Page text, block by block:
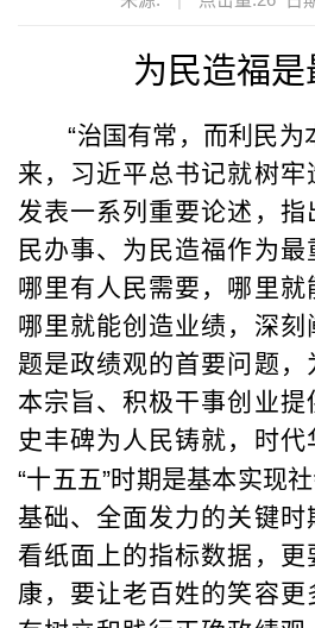
为民造福
“治国有常，而利民为
来，习近平总书记就树
发表一系列重要论述，指
民办事、为民造福作为
哪里有人民需要，哪里就
哪里就能创造业绩，深刻
题是政绩观的首要问题
本宗旨、积极干事创业
史丰碑为人民铸就，时代
“十五五”时期是基本实现
基础、全面发力的关键
看纸面上的指标数据，更
康，要让老百姓的笑容更